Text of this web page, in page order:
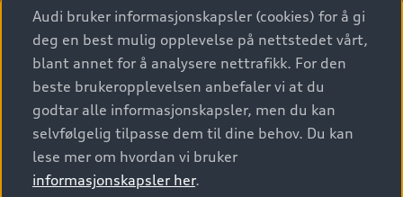
Elbiler
SUV
Stasjonsvogn
Sportback
S/RS
Konseptbiler og prototyper
Biler på lager
Finn forhandler
Bestill prøvekjøring
Kontakt forhandler
Behold nybilfølelsen
Audi Originalt tilbehør
Verkstedtjenester
Digitale tjenester
Audi digitale tjenester
Audi connect
Functions on demand
Audi Norge
Kundeservice
Audi Driving Experience
Audi bruker informasjonskapsler (cookies) for å gi
deg en best mulig opplevelse på nettstedet vårt,
blant annet for å analysere nettrafikk. For den
beste brukeropplevelsen anbefaler vi at du
godtar alle informasjonskapsler, men du kan
selvfølgelig tilpasse dem til dine behov. Du kan
lese mer om hvordan vi bruker
informasjonskapsler her.